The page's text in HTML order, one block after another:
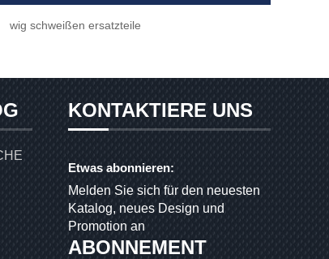
wig schweißen ersatzteile
KONTAKTIERE UNS
Etwas abonnieren:
Melden Sie sich für den neuesten
Katalog, neues Design und
Promotion an
ABONNEMENT